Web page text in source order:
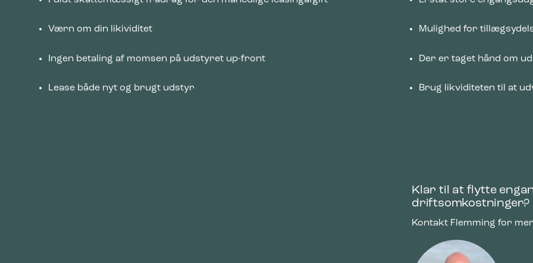
Marketing cookies bruges til at spore brugere på tværs af websites. Hensigten er at
værdifulde for udgivere og tredjeparts-annoncører.
Værn om din likividitet
Ingen betaling af momsen på udstyret up-front
Lease både nyt og brugt udstyr
Mulighed for
Der er taget hånd om
Brug likviditeten til at
Klar til at flytte
driftsomkostninger?
Kontakt Flemming for